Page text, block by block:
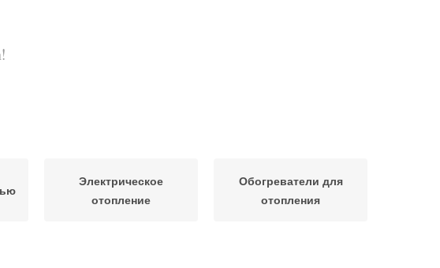
Электрическое
отопление
Обогреватели для
отопления